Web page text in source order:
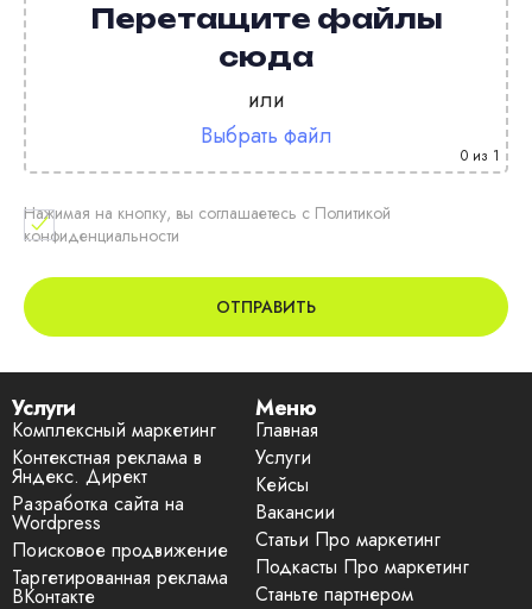
Перетащите файлы
сюда
или
Выбрать файл
0 из 1
Нажимая на кнопку, вы соглашаетесь с Политикой
конфиденциальности
Услуги
Комплексный маркетинг
Контекстная реклама в
Яндекс. Директ
Разработка сайта на
Wordpress
Поисковое продвижение
Таргетированная реклама
ВКонтакте
Меню
Главная
Услуги
Кейсы
Вакансии
Статьи Про маркетинг
Подкасты Про маркетинг
Станьте партнером